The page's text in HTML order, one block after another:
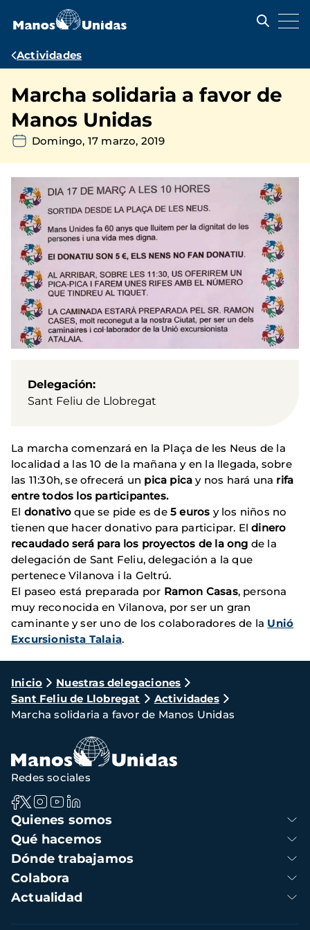
contenido
Ruta
navegación
Actividades
Marcha solidaria a favor de
Manos Unidas
Domingo, 17 marzo, 2019
Delegación
Sant Feliu de Llobregat
La marcha comenzará en la Plaça de les Neus de la
localidad a las 10 de la mañana y en la llegada, sobre
las 11:30h, se ofrecerá un pica pica y nos hará una rifa
entre todos los participantes.
El donativo que se pide es de5 euros y los niños no
tienen que hacer donativo para participar. Eldinero
recaudado será para los proyectos de la ong de la
delegación de Sant Feliu, delegación a la que
pertenece Vilanova i la Geltrú.
El paseo está preparada por Ramon Casas, persona
muy reconocida en Vilanova, por ser un gran
caminante y ser uno de los colaboradores de la Unió
Excursionista Talaia.
Ruta
de
navegación
Inicio
Nuestras delegaciones
Sant Feliu de Llobregat
Actividades
Marcha solidaria a favor de Manos Unidas
Navegación
principal
Quienes somos
Qué hacemos
Dónde trabajamos
Colabora
Actualidad
Redes sociales